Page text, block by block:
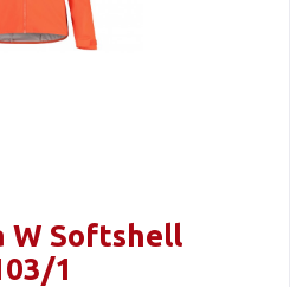
W Softshell
1